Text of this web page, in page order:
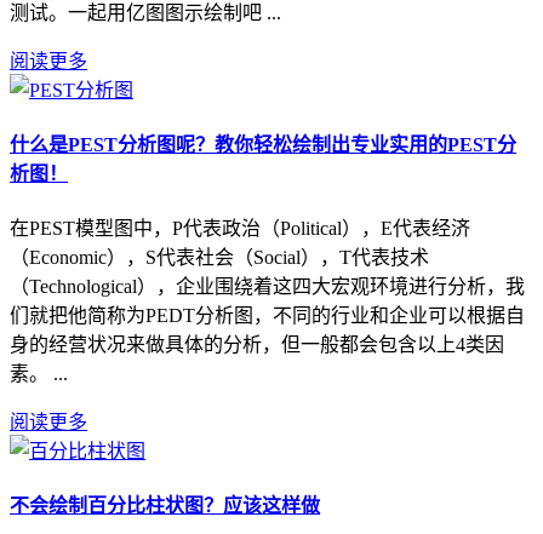
测试。一起用亿图图示绘制吧 ...
阅读更多
什么是PEST分析图呢？教你轻松绘制出专业实用的PEST分
析图！
在PEST模型图中，P代表政治（Political），E代表经济
（Economic），S代表社会（Social），T代表技术
（Technological），企业围绕着这四大宏观环境进行分析，我
们就把他简称为PEDT分析图，不同的行业和企业可以根据自
身的经营状况来做具体的分析，但一般都会包含以上4类因
素。 ...
阅读更多
不会绘制百分比柱状图？应该这样做